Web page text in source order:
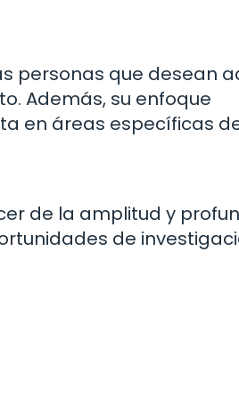
personas que desean
Además, su enfoque
en áreas específicas
de la amplitud y
de